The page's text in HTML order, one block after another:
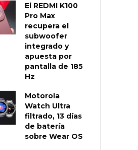
El REDMI K100
Pro Max
recupera el
subwoofer
integrado y
apuesta por
pantalla de 185
Hz
Motorola
Watch Ultra
filtrado, 13 días
de batería
sobre Wear OS